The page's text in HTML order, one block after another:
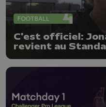
FOOTBALL
C'est officiel:
revient au